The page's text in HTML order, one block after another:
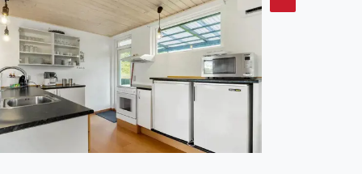
kannst du im
deine Kinder auf
Ortschaft Fjellerup
Rund eine halbe
Grenaa, in dem ihr
größte
Fahrzeit vom